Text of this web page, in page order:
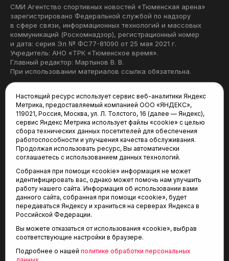
СМИ Агентство спортивных новостей «Тюменская арена»
зарегистрировано Федеральной службой по надзору
в сфере связи, информационных технологий и массовых
коммуникаций (Роскомнадзор), регистрационный номер
и дата: серия Эл № ФС77-81090 от 25 мая 2021 г.
Учредитель: АНО «ТРК «Тюменское время».
Главный редактор: Мартынов В. В.
При использовании материалов ссылка обязательна.
Редакция:
625035, Тюмень, пр. Геологоразведчиков, 28А
(3452) 68-22-28
tum-arena@mail.ru
Отдел продаж:
(3452) 68-89-78
kotovaev@sibinformburo.ru
Настоящий ресурс использует сервис веб-аналитики Яндекс
Метрика, предоставляемый компанией ООО «ЯНДЕКС»,
119021, Россия, Москва, ул. Л. Толстого, 16 (далее — Яндекс),
сервис Яндекс Метрика использует файлы «cookie» с целью
сбора технических данных посетителей для обеспечения
работоспособности и улучшения качества обслуживания.
Продолжая использовать ресурс, Вы автоматически
соглашаетесь с использованием данных технологий.
Собранная при помощи «cookie» информация не может
идентифицировать вас, однако может помочь нам улучшить
работу нашего сайта. Информация об использовании вами
данного сайта, собранная при помощи «cookie», будет
передаваться Яндексу и храниться на серверах Яндекса в
Российской Федерации.
Вы можете отказаться от использования «cookie», выбрав
соответствующие настройки в браузере.
Подробнее о нашей политике обработки персональных